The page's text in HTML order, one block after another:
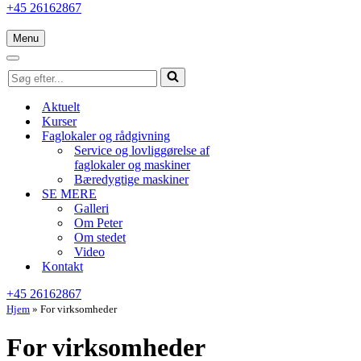
+45 26162867
Menu
Navigation
Navigation
menu
Søg
efter...
Aktuelt
Kurser
Faglokaler og rådgivning
Service og lovliggørelse af
faglokaler og maskiner
Bæredygtige maskiner
SE MERE
Galleri
Om Peter
Om stedet
Video
Kontakt
+45 26162867
Hjem » For virksomheder
For virksomheder